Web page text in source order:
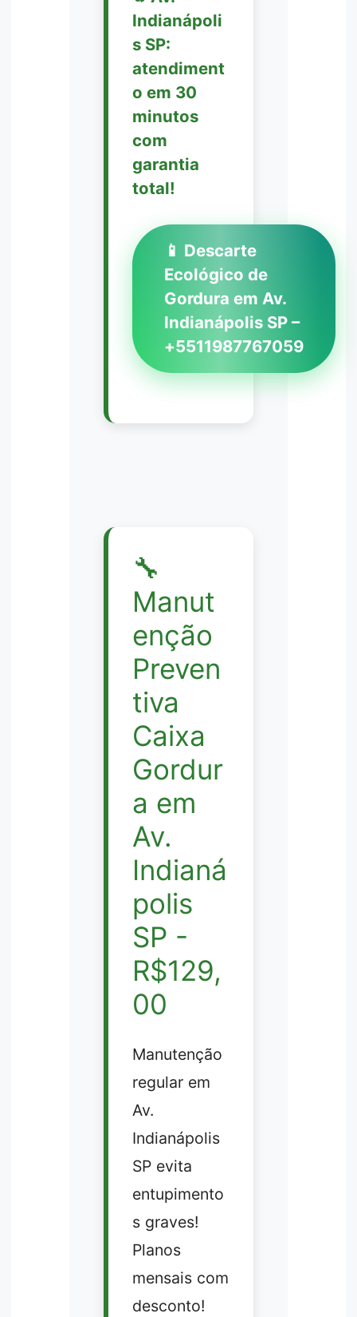
Indianápoli
s SP:
atendiment
o em 30
minutos
com
garantia
total!
📱 Descarte
Ecológico de
Gordura em Av.
Indianápolis SP –
+5511987767059
🔧
Manut
enção
Preven
tiva
Caixa
Gordur
a em
Av.
Indianá
polis
SP -
R$129,
00
Manutenção
regular em
Av.
Indianápolis
SP evita
entupimento
s graves!
Planos
mensais com
desconto!